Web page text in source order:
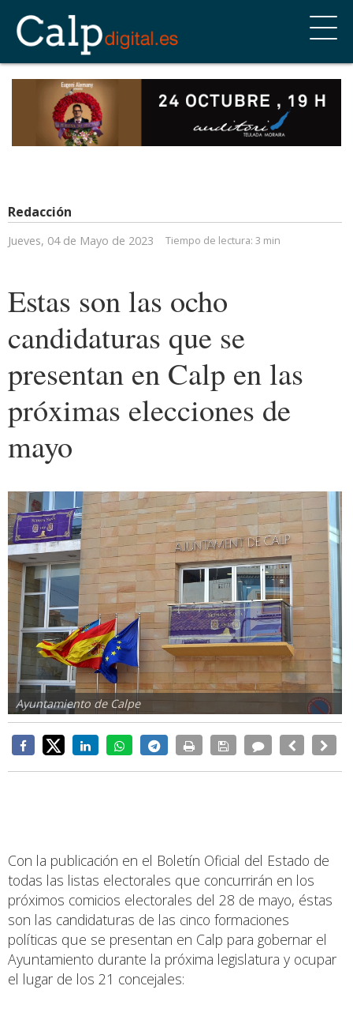
Redacción
Jueves, 04 de Mayo de 2023 Tiempo de lectura: 3 min
Estas son las ocho
candidaturas que se
presentan en Calp en las
próximas elecciones de
mayo
Ayuntamiento de Calpe
Con la publicación en el Boletín Oficial del Estado de
todas las listas electorales que concurrirán en los
próximos comicios electorales del 28 de mayo, éstas
son las candidaturas de las cinco formaciones
políticas que se presentan en Calp para gobernar el
Ayuntamiento durante la próxima legislatura y ocupar
el lugar de los 21 concejales: